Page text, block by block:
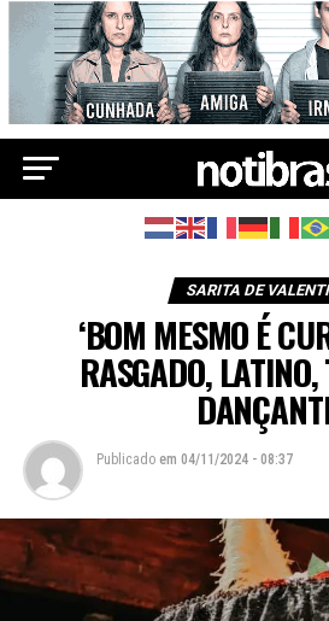
SARITA DE
‘BOM MESMO É
RASGADO,
Publicado em 04/11/2024 - 08:37